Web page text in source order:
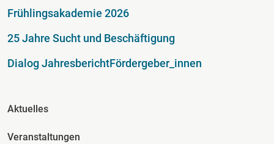
Fußzeile
Frühlingsakademie 2026
25 Jahre Sucht und Beschäftigung
Dialog JahresberichtFördergeber_innen
Fusszeile Spalte 2
Aktuelles
Veranstaltungen